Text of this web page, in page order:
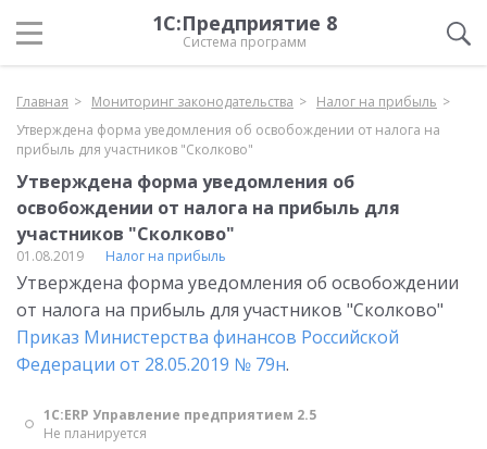
1С:Предприятие 8
Система программ
Главная Мониторинг законодательства
Налог на прибыль
Утверждена форма уведомления об освобождении от налога на
прибыль для участников "Сколково"
Утверждена форма уведомления об
освобождении от налога на прибыль для
участников "Сколково"
01.08.2019 Налог на прибыль
Утверждена форма уведомления об освобождении
от налога на прибыль для участников "Сколково"
Приказ Министерства финансов Российской
Федерации от 28.05.2019 № 79н.
1С:ERP Управление предприятием 2.5
Не планируется